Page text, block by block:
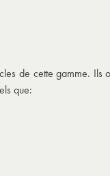
de cette gamme. Ils
que: